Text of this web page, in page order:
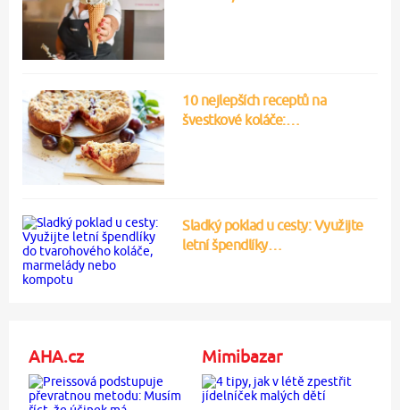
10 nejlepších receptů na
švestkové koláče:…
Sladký poklad u cesty: Využijte
letní špendlíky…
AHA.cz Mimibazar